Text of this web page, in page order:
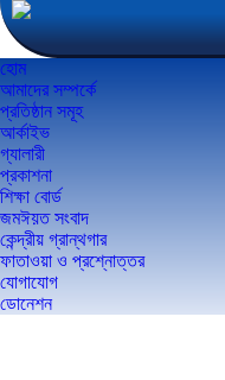
হোম
আমাদের সম্পর্কে
প্রতিষ্ঠান সমূহ
আর্কাইভ
গ্যালারী
প্রকাশনা
শিক্ষা বোর্ড
জমঈয়ত সংবাদ
কেন্দ্রীয় গ্রান্থগার
ফাতাওয়া ও প্রশ্নোত্তর
যোগাযোগ
ডোনেশন